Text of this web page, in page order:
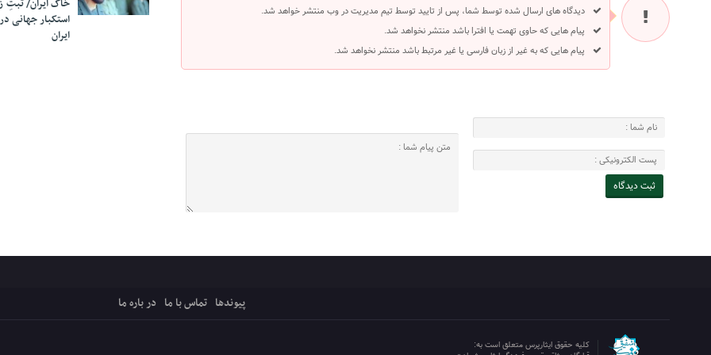
دیدگاه های ارسال شده توسط شما، پس از تایید توسط تیم مدیریت در وب منتشر خواهد شد.
پیام هایی که حاوی تهمت یا افترا باشد منتشر نخواهد شد.
پیام هایی که به غیر از زبان فارسی یا غیر مرتبط باشد منتشر نخواهد شد.
خاک ایران/ ثبتِ
استکبار جهانی
ایران
پیوندها تماس با ما در باره ما
کلیه حقوق ایثارپرس متعلق است به: